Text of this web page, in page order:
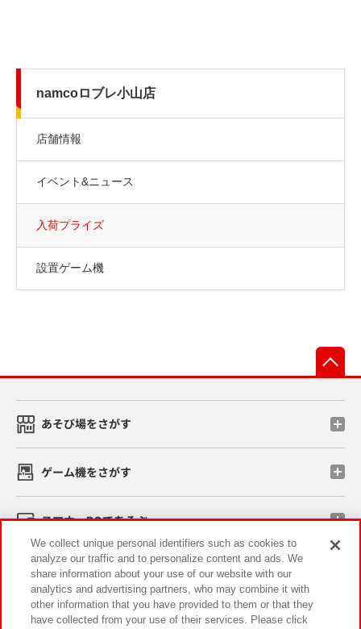
namcoロブレ小山店
店舗情報
イベント&ニュース
入荷プライズ
設置ゲーム機
あそび場をさがす
ゲーム機をさがす
スマホ・PCであそぶ
イベント・キャンペーン
We collect unique personal identifiers such as cookies to
analyze our traffic and to personalize content and ads. We
share information about your use of our website with our
analytics and advertising partners, who may combine it with
other information that you have provided to them or that they
have collected from your use of their services. Please click